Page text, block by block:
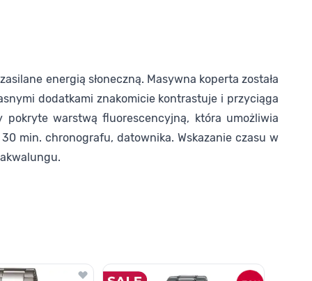
energią słoneczną. Masywna koperta została
dodatkami znakomicie kontrastuje i przyciąga
pokryte warstwą fluorescencyjną, która umożliwia
min. chronografu, datownika. Wskazanie czasu w
nawigacji karuzeli za pomocą linka pomijającego.